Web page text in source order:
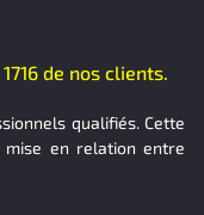
de nos clients.
qualifiés. Cette
en relation entre